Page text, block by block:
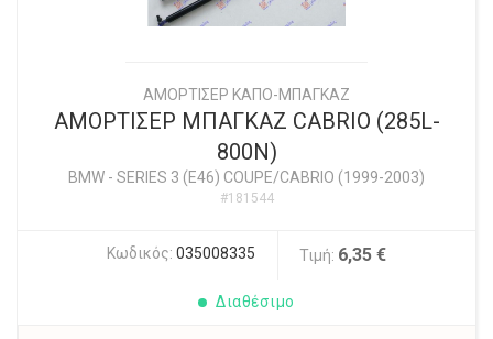
ΑΜΟΡΤΙΣΕΡ ΚΑΠΟ-ΜΠΑΓΚΑΖ
ΑΜΟΡΤΙΣΕΡ ΜΠΑΓΚΑΖ CABRIO (285L-
800N)
BMW - SERIES 3 (E46) COUPE/CABRIO (1999-2003)
#181544
Κωδικός: 035008335 Τιμή: 6,35 €
Διαθέσιμο